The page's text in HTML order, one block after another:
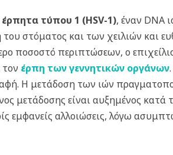
τύπου 1 (HSV-1), έναν DNA
στόματος και των χειλιών και
ποσοστό περιπτώσεων, ο
τον έρπη των γεννητικών οργάνων
Η μετάδοση των ιών
μετάδοσης είναι αυξημένος κατά
εμφανείς αλλοιώσεις, λόγω